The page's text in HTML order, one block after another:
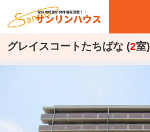
グレイスコートたちばな (2室)